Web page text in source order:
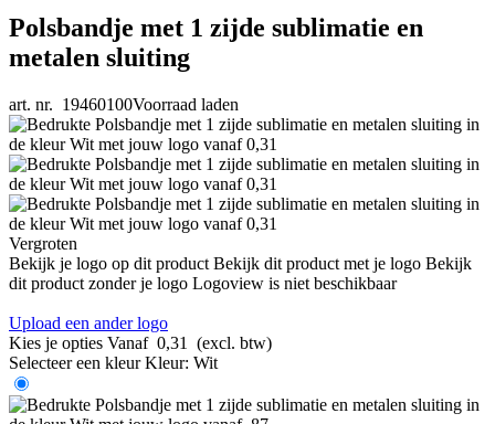
Polsbandje met 1 zijde sublimatie en
metalen sluiting
art. nr. 19460100Voorraad laden
Vergroten
Bekijk je logo op dit product Bekijk dit product met je logo Bekijk
dit product zonder je logo Logoview is niet beschikbaar
Upload een ander logo
Kies je opties Vanaf 0,31
(excl. btw)
Selecteer een kleur Kleur: Wit